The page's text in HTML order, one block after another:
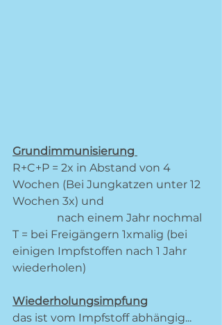
Grundimmunisierung
R+C+P = 2x in Abstand von 4
Wochen (Bei Jungkatzen unter 12
Wochen 3x) und
                nach einem Jahr nochmal
T = bei Freigängern 1xmalig (bei
einigen Impfstoffen nach 1 Jahr
wiederholen)
Wiederholungsimpfung
das ist vom Impfstoff abhängig...